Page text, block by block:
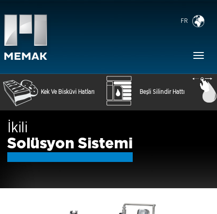
FR
Kek Ve Bisküvi Hatları Beşli Silindir Hattı
İkili
Solüsyon Sistemi